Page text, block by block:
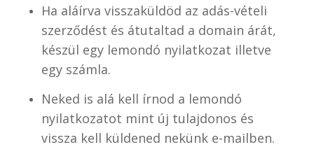
Ha aláírva visszaküldöd az adás-vételi
szerződést és átutaltad a domain árát,
készül egy lemondó nyilatkozat illetve
egy számla.
Neked is alá kell írnod a lemondó
nyilatkozatot mint új tulajdonos és
vissza kell küldened nekünk e-mailben.